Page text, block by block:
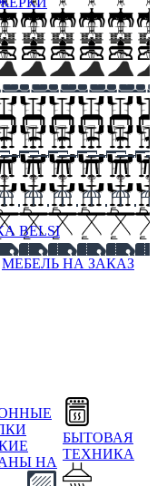
BELSI
МЕБЕЛЬ НА ЗАКАЗ
НА
БЫТОВАЯ
ТЕХНИКА